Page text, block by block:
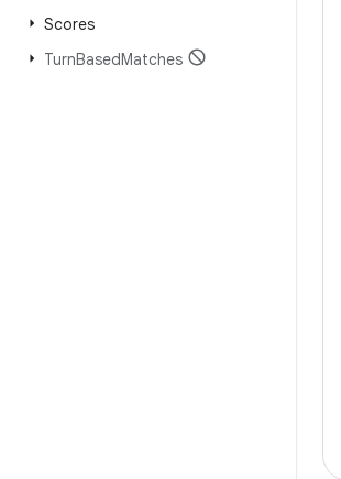
Scores
TurnBasedMatches